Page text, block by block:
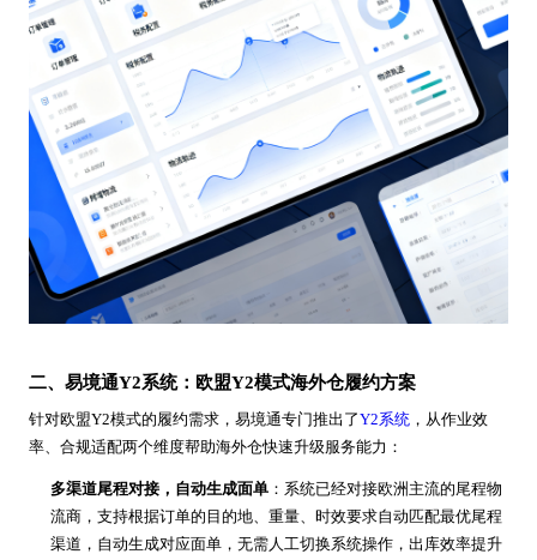
二、易境通Y2系统：欧盟Y2模式海外仓履约方案
针对欧盟Y2模式的履约需求，易境通专门推出了Y2系统 ，从作业效
率、合规适配两个维度帮助海外仓快速升级服务能力：
多渠道尾程对接，自动生成面单 ：系统已经对接欧洲主流的尾程物
流商，支持根据订单的目的地、重量、时效要求自动匹配最优尾程
渠道，自动生成对应面单，无需人工切换系统操作，出库效率提升